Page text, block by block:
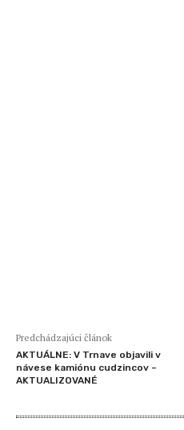
Predchádzajúci článok
AKTUÁLNE: V Trnave objavili v
návese kamiónu cudzincov –
AKTUALIZOVANÉ